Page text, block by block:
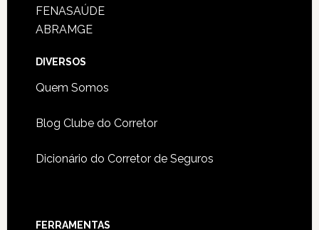
FENASAÚDE
ABRAMGE
DIVERSOS
Quem Somos
Blog Clube do Corretor
Dicionário do Corretor de Seguros
FERRAMENTAS